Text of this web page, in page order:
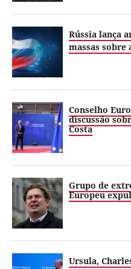
Rússia lança
massas sobre
Conselho
discussão
Costa
Grupo de
Europeu
Ursula,